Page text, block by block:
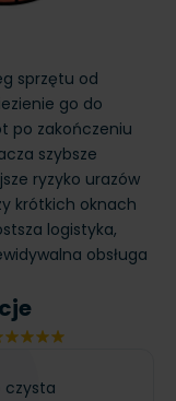
sprzętu od
go do
po zakończeniu
szybsze
ryzyko urazów
krótkich oknach
logistyka,
obsługa
czysta